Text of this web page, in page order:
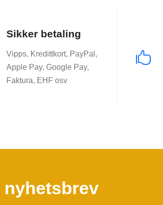
Sikker betaling
Vipps, Kredittkort, PayPal,
Apple Pay, Google Pay,
Faktura, EHF osv
